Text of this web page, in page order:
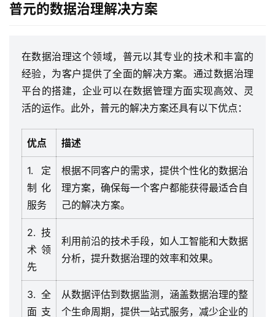
普元的数据治理解决方案
在数据治理这个领域，普元以其专业的技术和丰富的
经验，为客户提供了全面的解决方案。通过数据治理
平台的搭建，企业可以在数据管理方面实现高效、灵
活的运作。此外，普元的解决方案还具有以下优点：
优点 描述
1. 定
制化
服务
根据不同客户的需求，提供个性化的数据治
理方案，确保每一个客户都能获得最适合自
己的解决方案。
2. 技
术领
先
利用前沿的技术手段，如人工智能和大数据
分析，提升数据治理的效率和效果。
3. 全
面支
从数据评估到数据监测，涵盖数据治理的整
个生命周期，提供一站式服务，减少企业的